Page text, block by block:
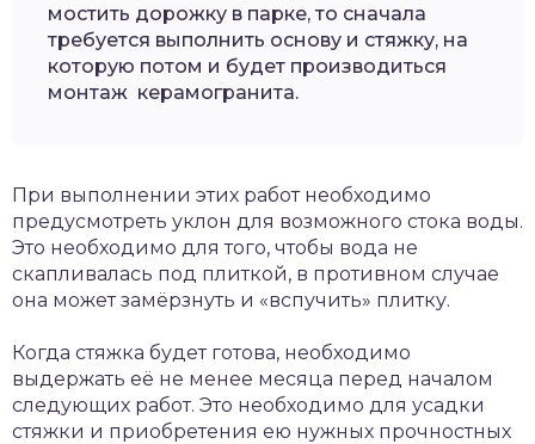
мостить дорожку в парке, то сначала
требуется выполнить основу и стяжку, на
которую потом и будет производиться
монтаж керамогранита.
При выполнении этих работ необходимо
предусмотреть уклон для возможного стока воды.
Это необходимо для того, чтобы вода не
скапливалась под плиткой, в противном случае
она может замёрзнуть и «вспучить» плитку.
Когда стяжка будет готова, необходимо
выдержать её не менее месяца перед началом
следующих работ. Это необходимо для усадки
стяжки и приобретения ею нужных прочностных